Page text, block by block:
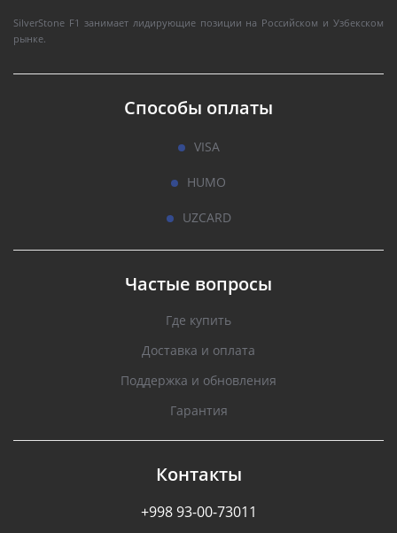
SilverStone F1 занимает лидирующие позиции на Российском и Узбекском
рынке.
Способы оплаты
VISA
HUMO
UZCARD
Частые вопросы
Где купить
Доставка и оплата
Поддержка и обновления
Гарантия
Контакты
+998 93-00-73011